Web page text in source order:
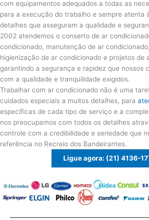
com equipamentos adequados a todas as
para a execução do trabalho e sempre atenta
detalhes que asseguram a qualidade e
2002 atendemos o conserto de ar
condicionado, manutenção de ar
higienização de ar condicionado e projetos de
garantindo a segurança e rapidez que nossos
com a qualidade e tranquilidade exigidos.
Trabalhar com ar condicionado não é uma
cuidados especiais a muitos detalhes, para
específicas de cada tipo de serviço e a
nos preocupamos com todos os detalhes
controle com a credibilidade e seriedade que
referência no Recreio dos Bandeirantes.
Ligue agora: (21) 4136-